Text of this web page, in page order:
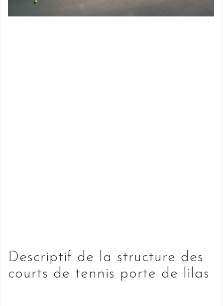
Descriptif de la structure des
courts de tennis porte de lilas